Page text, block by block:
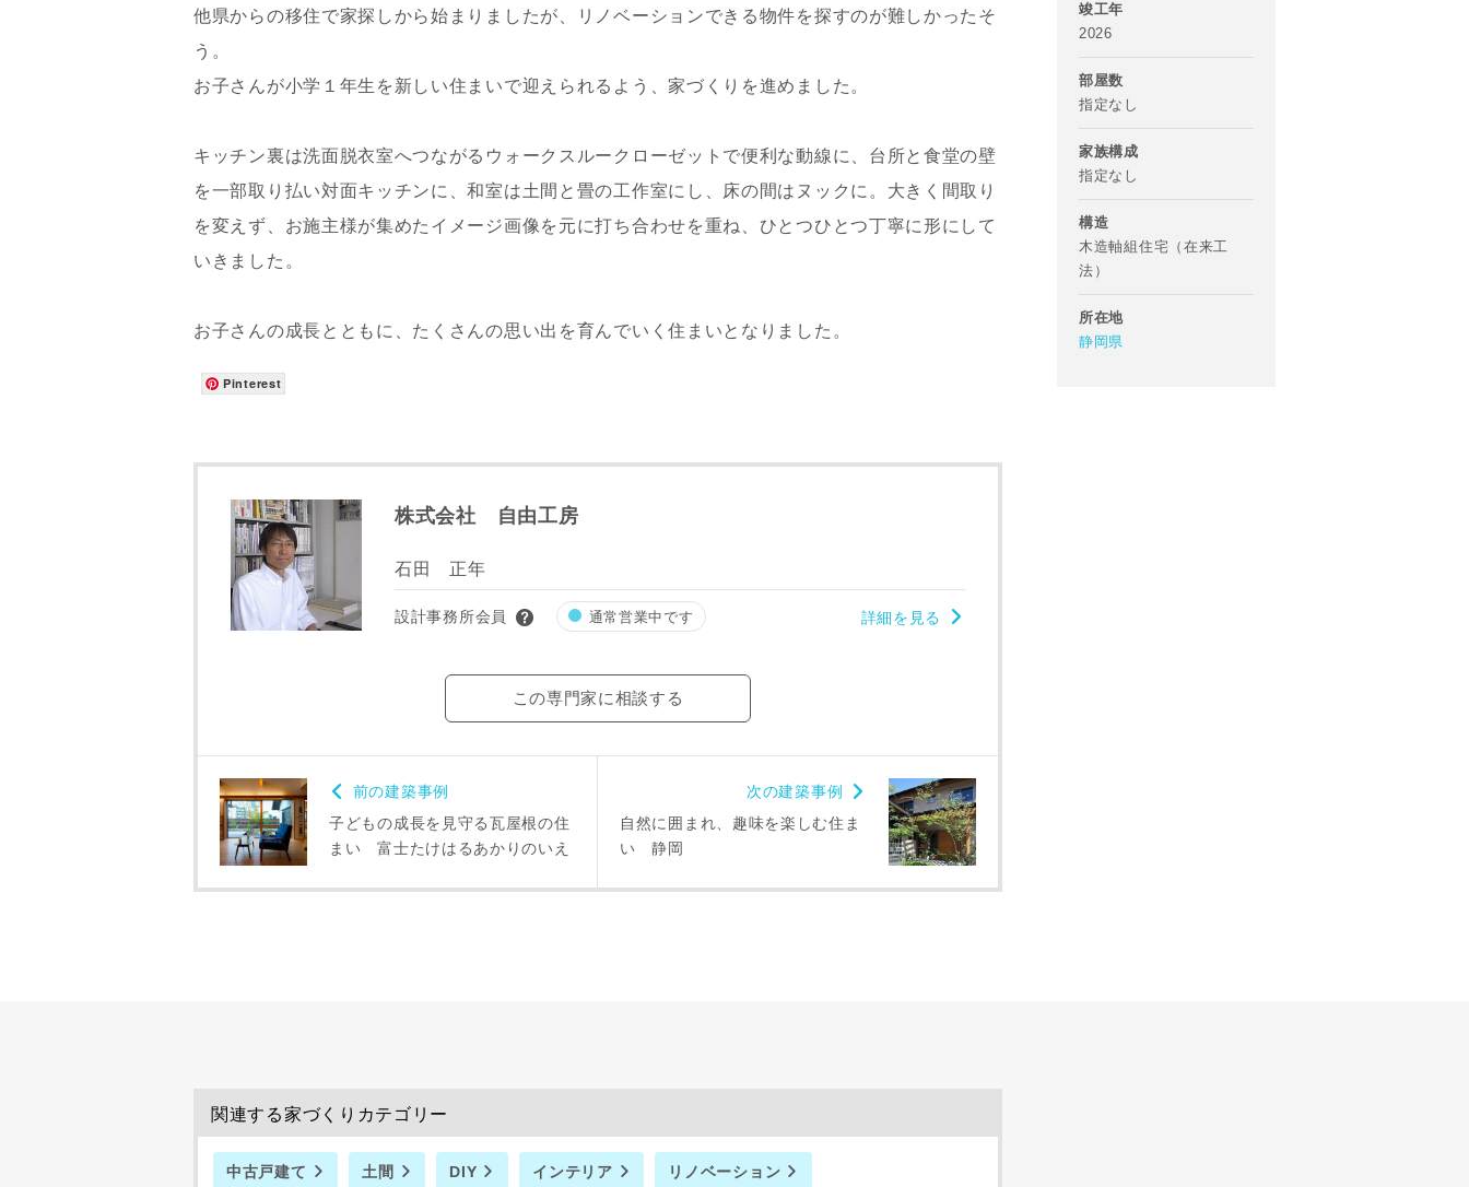
他県からの移住で家探しから始まりましたが、リノベーションできる物件を探すのが難しかったそ
う。
お子さんが小学１年生を新しい住まいで迎えられるよう、家づくりを進めました。
キッチン裏は洗面脱衣室へつながるウォークスルークローゼットで便利な動線に、台所と食堂の壁
を一部取り払い対面キッチンに、和室は土間と畳の工作室にし、床の間はヌックに。大きく間取り
を変えず、お施主様が集めたイメージ画像を元に打ち合わせを重ね、ひとつひとつ丁寧に形にして
いきました。
お子さんの成長とともに、たくさんの思い出を育んでいく住まいとなりました。
Pinterest
株式会社 自由工房
石田 正年
設計事務所会員 通常営業中です 詳細を見る
この専門家に相談する
前の建築事例
子どもの成長を見守る瓦屋根の住
まい 富士たけはるあかりのいえ
次の建築事例
自然に囲まれ、趣味を楽しむ住ま
い 静岡
竣工年
2026
部屋数
指定なし
家族構成
指定なし
構造
木造軸組住宅（在来工
法）
所在地
静岡県
関連する家づくりカテゴリー
中古戸建て 土間 DIY インテリア リノベーション